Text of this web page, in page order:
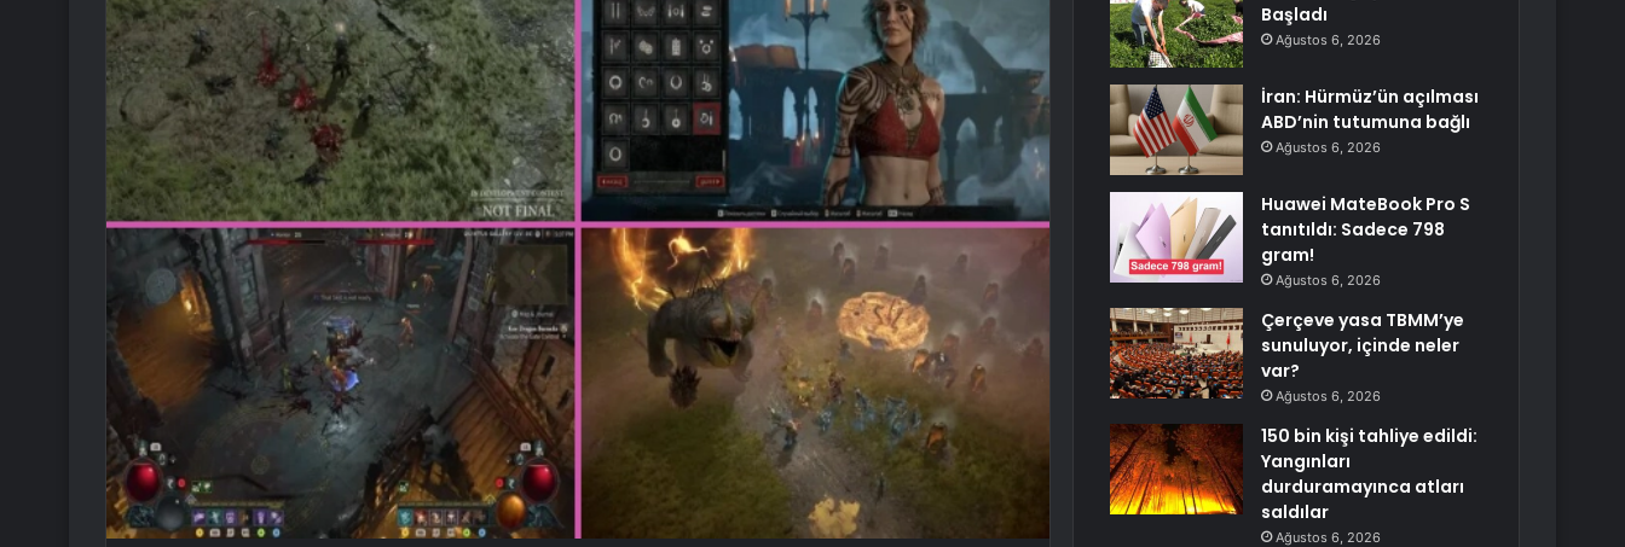
Başladı
Ağustos 6, 2026
İran: Hürmüz’ün açılması
ABD’nin tutumuna bağlı
Ağustos 6, 2026
Huawei MateBook Pro S
tanıtıldı: Sadece 798
gram!
Ağustos 6, 2026
Çerçeve yasa TBMM’ye
sunuluyor, içinde neler
var?
Ağustos 6, 2026
150 bin kişi tahliye edildi:
Yangınları
durduramayınca atları
saldılar
Ağustos 6, 2026